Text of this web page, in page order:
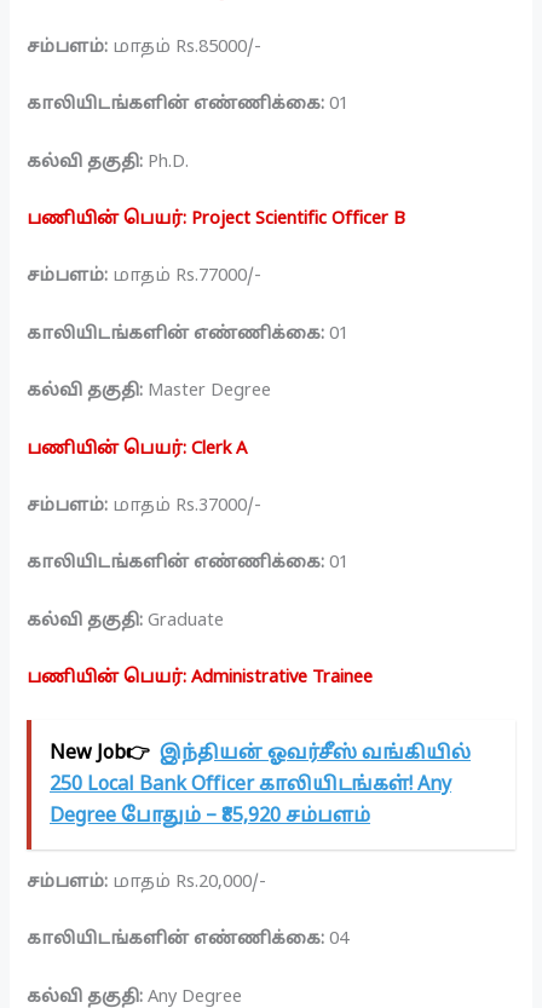
சம்பளம்: மாதம் Rs.85000/-
காலியிடங்களின் எண்ணிக்கை: 01
கல்வி தகுதி: Ph.D.
பணியின் பெயர்: Project Scientific Officer B
சம்பளம்: மாதம் Rs.77000/-
காலியிடங்களின் எண்ணிக்கை: 01
கல்வி தகுதி: Master Degree
பணியின் பெயர்: Clerk A
சம்பளம்: மாதம் Rs.37000/-
காலியிடங்களின் எண்ணிக்கை: 01
கல்வி தகுதி: Graduate
பணியின் பெயர்: Administrative Trainee
New Job👉 இந்தியன் ஓவர்சீஸ் வங்கியில்
250 Local Bank Officer காலியிடங்கள்! Any
Degree போதும் – ₹85,920 சம்பளம்
சம்பளம்: மாதம் Rs.20,000/-
காலியிடங்களின் எண்ணிக்கை: 04
கல்வி தகுதி: Any Degree